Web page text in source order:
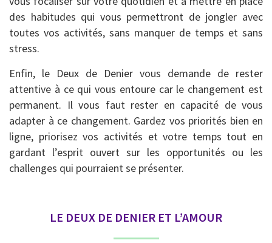
des habitudes qui vous permettront de jongler avec
toutes vos activités, sans manquer de temps et sans
stress.
Enfin, le Deux de Denier vous demande de rester
attentive à ce qui vous entoure car le changement est
permanent. Il vous faut rester en capacité de vous
adapter à ce changement. Gardez vos priorités bien en
ligne, priorisez vos activités et votre temps tout en
gardant l’esprit ouvert sur les opportunités ou les
challenges qui pourraient se présenter.
LE DEUX DE DENIER ET L’AMOUR